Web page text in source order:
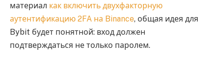
материал как включить двухфакторную
аутентификацию 2FA на Binance, общая идея для
Bybit будет понятной: вход должен
подтверждаться не только паролем.